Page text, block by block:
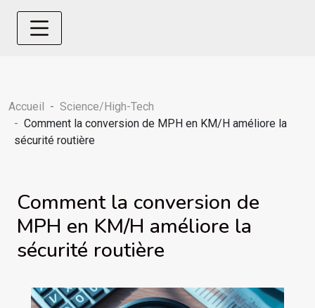
Accueil
Science/High-Tech
Comment la conversion de MPH en KM/H améliore la
sécurité routière
Comment la conversion de
MPH en KM/H améliore la
sécurité routière